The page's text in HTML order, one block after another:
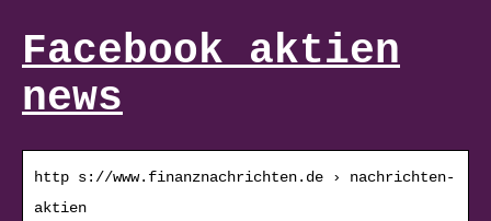
Facebook aktien
news
http s://www.finanznachrichten.de › nachrichten-
aktien